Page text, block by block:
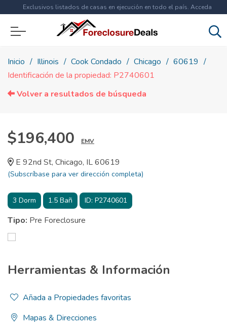
Exclusivos listados de casas en ejecución en todo el país. Acceda
ahora a
Inicio Illinois Cook Condado Chicago
60619
Identificación de la propiedad: P2740601
Volver a resultados de búsqueda
$196,400 EMV
E 92nd St, Chicago, IL 60619
(Subscríbase para ver dirección completa)
3 Dorm 1.5 Bañ ID: P2740601
Tipo: Pre Foreclosure
Herramientas & Información
Añada a Propiedades favoritas
Mapas & Direcciones